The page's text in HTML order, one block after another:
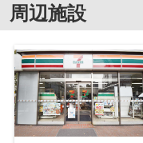
周辺施設